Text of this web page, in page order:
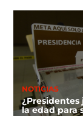
NOTICIAS
¿Presidentes
la edad para